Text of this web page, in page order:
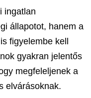
ingatlan
állapotot, hanem a
figyelembe kell
gyakran jelentős
megfeleljenek a
elvárásoknak.